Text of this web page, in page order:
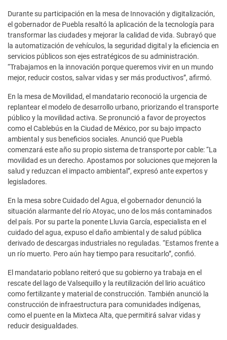
Durante su participación en la mesa de Innovación y digitalización,
el gobernador de Puebla resaltó la aplicación de la tecnología para
transformar las ciudades y mejorar la calidad de vida. Subrayó que
la automatización de vehículos, la seguridad digital y la eficiencia en
servicios públicos son ejes estratégicos de su administración.
“Trabajamos en la innovación porque queremos vivir en un mundo
mejor, reducir costos, salvar vidas y ser más productivos”, afirmó.
En la mesa de Movilidad, el mandatario reconoció la urgencia de
replantear el modelo de desarrollo urbano, priorizando el transporte
público y la movilidad activa. Se pronunció a favor de proyectos
como el Cablebús en la Ciudad de México, por su bajo impacto
ambiental y sus beneficios sociales. Anunció que Puebla
comenzará este año su propio sistema de transporte por cable: “La
movilidad es un derecho. Apostamos por soluciones que mejoren la
salud y reduzcan el impacto ambiental”, expresó ante expertos y
legisladores.
En la mesa sobre Cuidado del Agua, el gobernador denunció la
situación alarmante del río Atoyac, uno de los más contaminados
del país. Por su parte la ponente Lluvia García, especialista en el
cuidado del agua, expuso el daño ambiental y de salud pública
derivado de descargas industriales no reguladas. “Estamos frente a
un río muerto. Pero aún hay tiempo para resucitarlo”, confió.
El mandatario poblano reiteró que su gobierno ya trabaja en el
rescate del lago de Valsequillo y la reutilización del lirio acuático
como fertilizante y material de construcción. También anunció la
construcción de infraestructura para comunidades indígenas,
como el puente en la Mixteca Alta, que permitirá salvar vidas y
reducir desigualdades.